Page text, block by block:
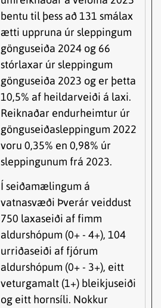
bentu til þess að 131 smálax
ætti uppruna úr sleppingum
gönguseiða 2024 og 66
stórlaxar úr sleppingum
gönguseiða 2023 og er þetta
10,5% af heildarveiði á laxi.
Reiknaðar endurheimtur úr
gönguseiðasleppingum 2022
voru 0,35% en 0,98% úr
sleppingunum frá 2023.
Í seiðamælingum á
vatnasvæði Þverár veiddust
750 laxaseiði af fimm
aldurshópum (0+ - 4+), 104
urriðaseiði af fjórum
aldurshópum (0+ - 3+), eitt
veturgamalt (1+) bleikjuseiði
og eitt hornsíli. Nokkur